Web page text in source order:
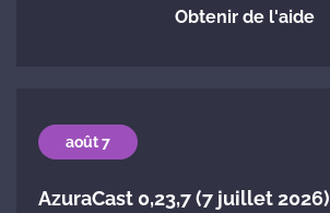
Obtenir de l'aide
août 7
AzuraCast 0,23,7 (7 juillet 2026)